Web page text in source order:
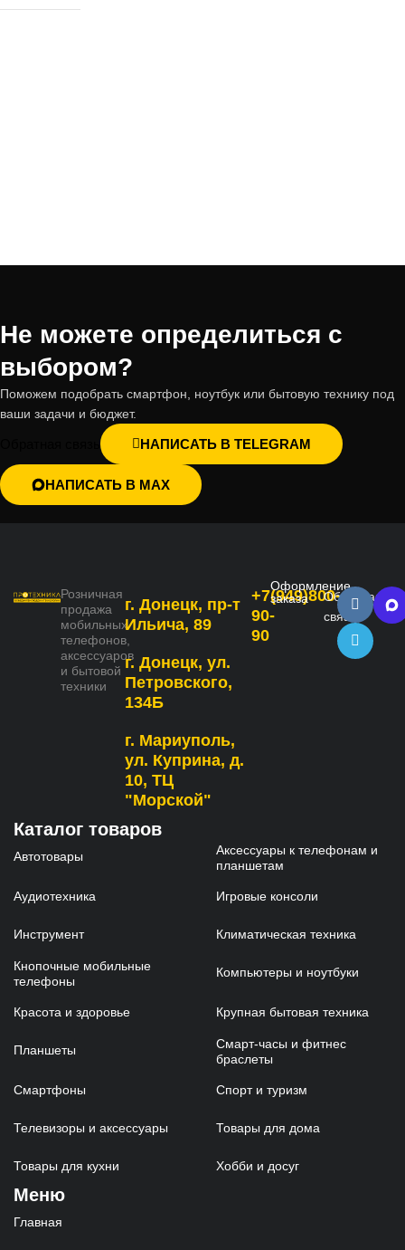
Не можете определиться с
выбором?
Поможем подобрать смартфон, ноутбук или бытовую технику под
ваши задачи и бюджет.
НАПИСАТЬ В TELEGRAM
НАПИСАТЬ В MAX
Розничная
продажа
мобильных
телефонов,
аксессуаров
и бытовой
техники
г. Донецк, пр-т
Ильича, 89
г. Донецк, ул.
Петровского,
134Б
г. Мариуполь,
ул. Куприна, д.
10, ТЦ
"Морской"
+7(949)800-
90-
90
Оформление
заказа
Обратная
связь
Каталог товаров
Автотовары
Аксессуары к телефонам и
планшетам
Аудиотехника Игровые консоли
Инструмент Климатическая техника
Кнопочные мобильные
телефоны
Компьютеры и ноутбуки
Красота и здоровье Крупная бытовая техника
Планшеты
Смарт-часы и фитнес
браслеты
Смартфоны Спорт и туризм
Телевизоры и аксессуары Товары для дома
Товары для кухни Хобби и досуг
Меню
Главная